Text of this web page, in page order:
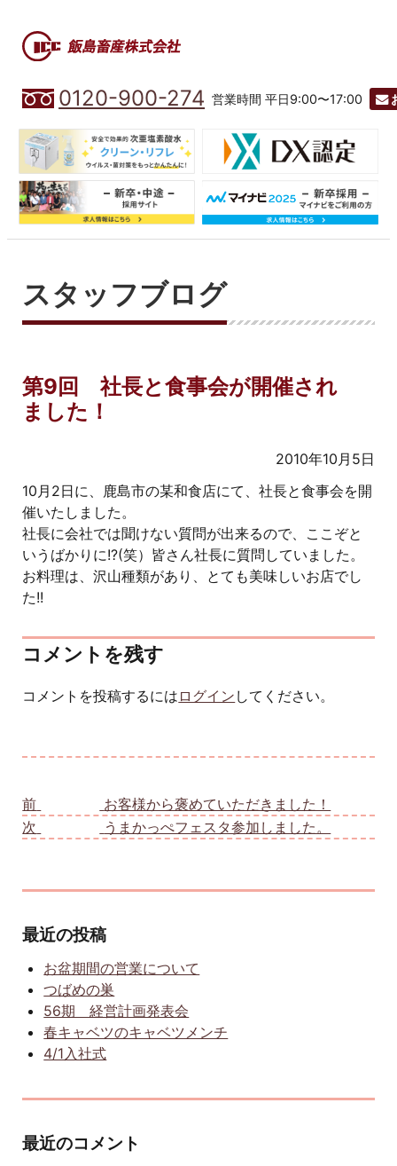
0120-900-274 営業時間 平日9:00〜17:00
スタッフブログ
第9回 社長と食事会が開催され
ました！
2010年10月5日
10月2日に、鹿島市の某和食店にて、社長と食事会を開
催いたしました。
社長に会社では聞けない質問が出来るので、ここぞと
いうばかりに!?(笑）皆さん社長に質問していました。
お料理は、沢山種類があり、とても美味しいお店でし
た!!
コメントを残す
コメントを投稿するには ログイン してください。
前
お客様から褒めていただきました！
次
うまかっぺフェスタ参加しました。
最近の投稿
お盆期間の営業について
つばめの巣
56期 経営計画発表会
春キャベツのキャベツメンチ
4/1入社式
最近のコメント